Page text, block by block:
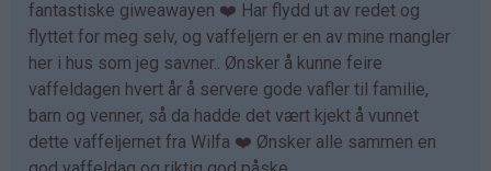
fantastiske giweawayen ❤️ Har flydd ut av redet og
flyttet for meg selv, og vaffeljern er en av mine mangler
her i hus som jeg savner.. Ønsker å kunne feire
vaffeldagen hvert år å servere gode vafler til familie,
barn og venner, så da hadde det vært kjekt å vunnet
dette vaffeljernet fra Wilfa ❤️ Ønsker alle sammen en